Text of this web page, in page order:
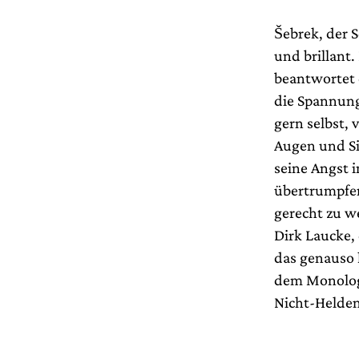
Šebrek, der
und brillant.
beantwortet
die
gern selbst,
Augen und
seine Angst
gerecht zu
Dirk
das
dem
Nicht-